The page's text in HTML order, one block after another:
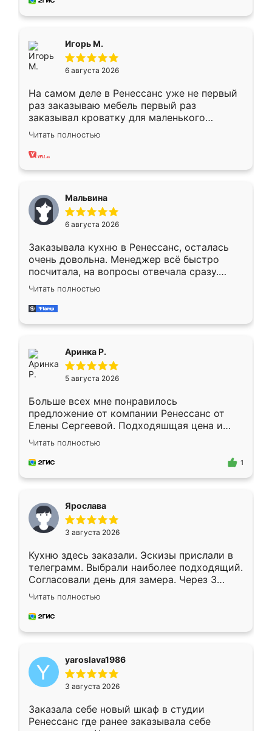
Игорь М.
6 августа 2026
На самом деле в Ренессанс уже не первый
раз заказываю мебель первый раз
заказывал кроватку для маленького
ребёнка при его рождении ,во второй раз
заказал шкаф-купе. По качеству очень
хорошее сборка достаточно быстрая,
меньше, здесь же он более разнообразный.
Мне нравится ,если что-то потребуется из
мебели буду заказывать только здесь.
Читать полностью
Мальвина
6 августа 2026
Заказывала кухню в Ренессанс, осталась
очень довольна. Менеджер всё быстро
посчитала, на вопросы отвечала сразу.
Замерщик приехал в субботу, подошёл к
делу со всей ответственностью. Собрали
за день, ребята работали аккуратно, даже
Читать полностью
Аринка Р.
5 августа 2026
Больше всех мне понравилось
предложение от компании Ренессанс от
Елены Сергеевой. Подходяшщая цена и
короткие сроки изготовления. Приехавший
для замера сотрудник Владислав
предложил по моему эскизу самый
Читать полностью
1
Ярослава
3 августа 2026
Кухню здесь заказали. Эскизы прислали в
телеграмм. Выбрали наиболее подходящий.
Согласовали день для замера. Через 3
недели кухня была уже готова. Остались
довольны работой. Спасибо Ренессанс
мебель за качественную работу!
Читать полностью
yaroslava1986
3 августа 2026
Заказала себе новый шкаф в студии
Ренессанс где ранее заказывала себе